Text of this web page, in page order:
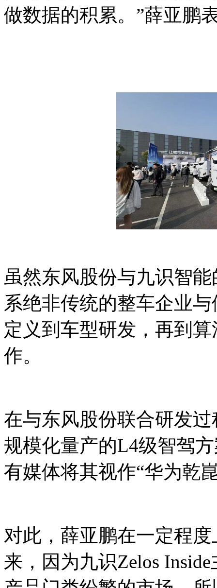
做数据的积累。”薛亚鹏
虽然东风股份与九识智
系绝非传统的整车企业
定义到车型研发，再到
作。
在与东风股份联合研发
规模化量产的L4级智驾
有媒体将其视作“华为乾
对此，薛亚鹏在一定程
来，因为九识Zelos